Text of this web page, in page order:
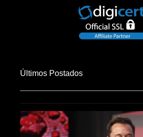
Últimos Postados